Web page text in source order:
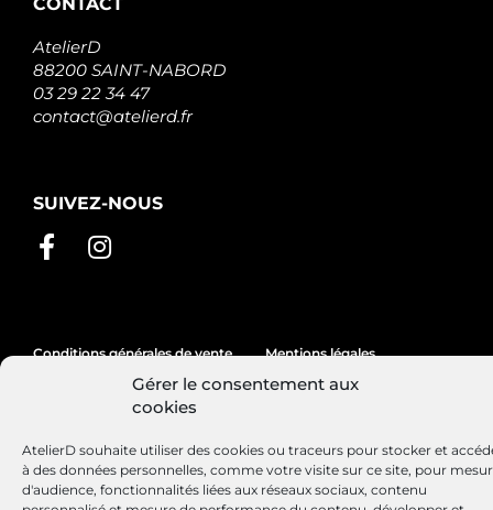
Gérer le consentement aux
cookies
AtelierD souhaite utiliser des cookies ou traceurs pour stocker et
à des données personnelles, comme votre visite sur ce site, pour
d'audience, fonctionnalités liées aux réseaux sociaux, contenu
CONTACT
AtelierD
88200 SAINT-NABORD
03 29 22 34 47
contact@atelierd.fr
SUIVEZ-NOUS
Conditions générales de vente Mentions légales
Politique de cookies
Site réalisé par Lézards Création